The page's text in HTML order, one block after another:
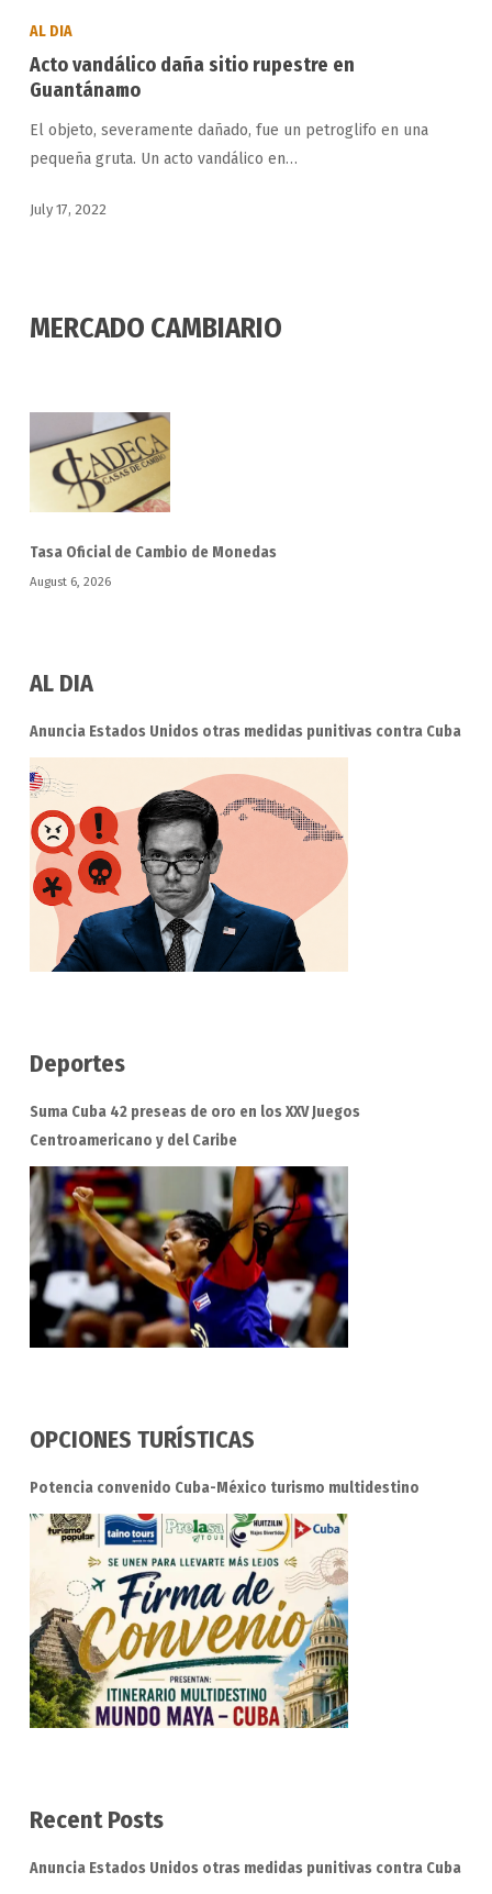
sitio
en
Guantánamo
AL DIA
Acto vandálico daña sitio rupestre en
Guantánamo
El objeto, severamente dañado, fue un petroglifo en una
pequeña gruta. Un acto vandálico en…
July 17, 2022
MERCADO CAMBIARIO
Tasa Oficial de Cambio de Monedas
August 6, 2026
AL DIA
Anuncia Estados Unidos otras medidas punitivas contra Cuba
Deportes
Suma Cuba 42 preseas de oro en los XXV Juegos
Centroamericano y del Caribe
OPCIONES TURÍSTICAS
Potencia convenido Cuba-México turismo multidestino
Recent Posts
Anuncia Estados Unidos otras medidas punitivas contra Cuba